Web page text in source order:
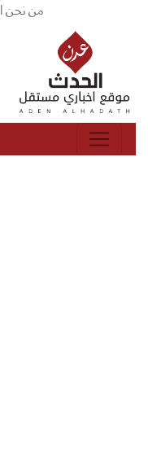
من نحن |